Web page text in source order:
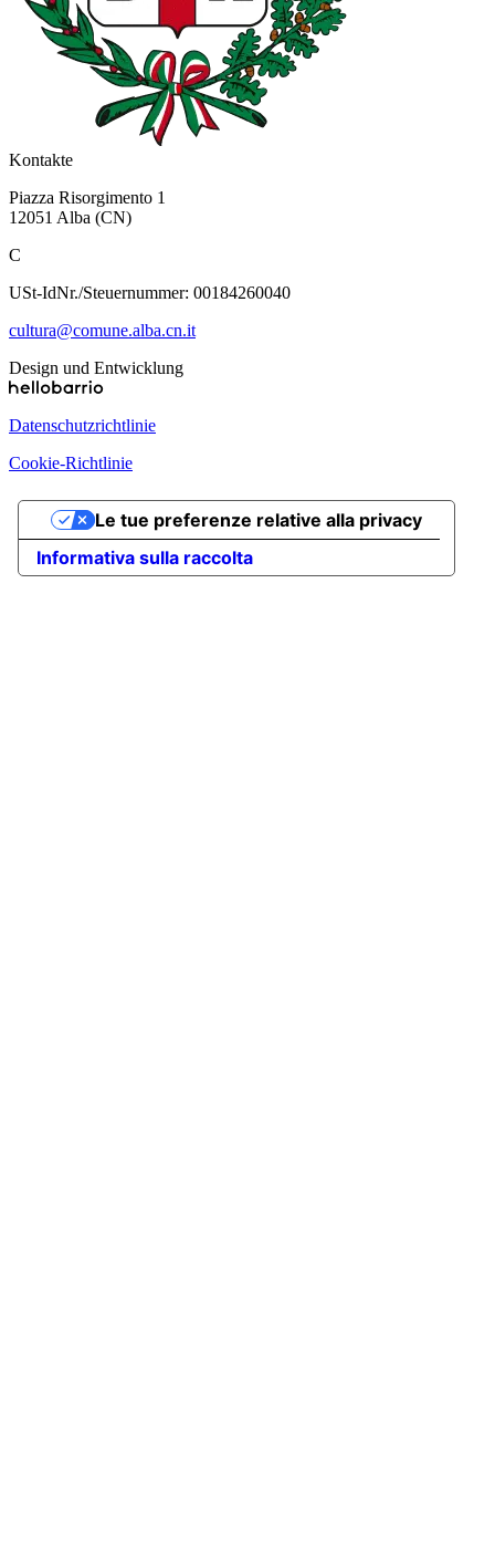
Kontakte
Piazza Risorgimento 1
12051 Alba (CN)
C
USt-IdNr./Steuernummer: 00184260040
cultura@comune.alba.cn.it
Design und Entwicklung
Datenschutzrichtlinie
Cookie-Richtlinie
Informativa sulla raccolta
Le tue preferenze relative alla privacy